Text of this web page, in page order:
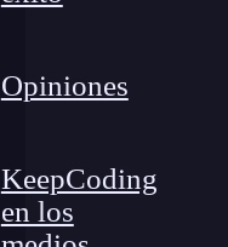
Opiniones
KeepCoding
en los